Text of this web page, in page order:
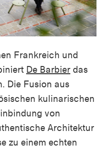
Frankreich und
De Barbier das
Die Fusion aus
kulinarischen
von
Architektur
zu einem echten